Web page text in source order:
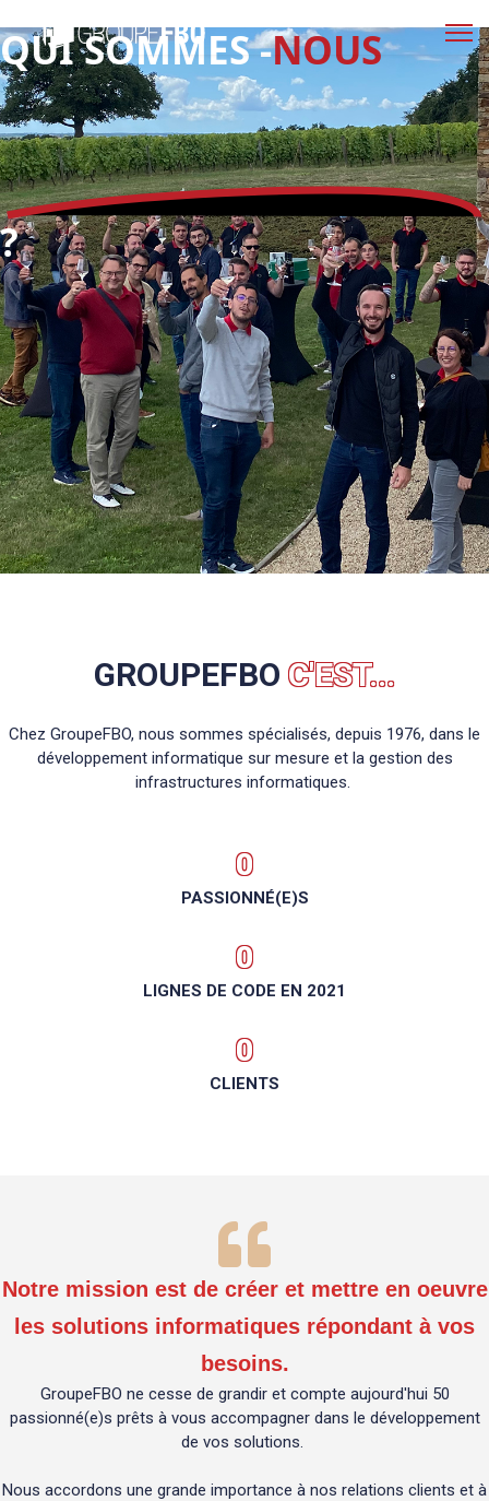
QUI SOMMES -NOUS
?
GROUPEFBO C'EST...
Chez GroupeFBO, nous sommes spécialisés, depuis 1976, dans le
développement informatique sur mesure et la gestion des
infrastructures informatiques.
0
PASSIONNÉ(E)S
0
LIGNES DE CODE EN 2021
0
CLIENTS
Notre mission est de créer et mettre en oeuvre
les solutions informatiques répondant à vos
besoins.
GroupeFBO ne cesse de grandir et compte aujourd'hui 50
passionné(e)s prêts à vous accompagner dans le développement
de vos solutions.
Nous accordons une grande importance à nos relations clients et à